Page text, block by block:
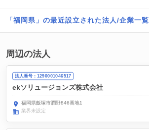
「福岡県」の最近設立された法人/企業一覧
周辺の法人
法人番号：1290001046517
ekソリュージョンズ株式会社
福岡県飯塚市潤野846番地1
業界未設定